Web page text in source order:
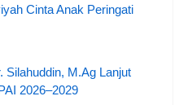
Cinta Anak Peringati
Silahuddin, M.Ag Lanjut
2026–2029